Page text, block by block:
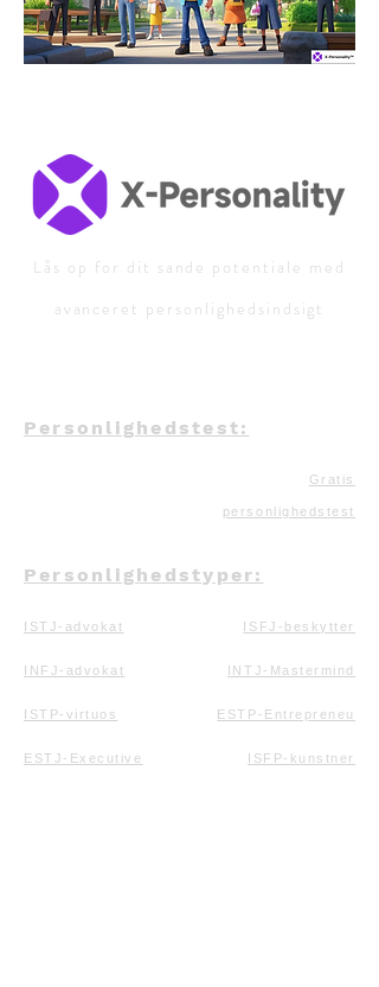
Lås op for dit sande potentiale med
avanceret personlighedsindsigt
Personlighedstest:
Gratis
personlighedstest
Personlighedstyper:
ISTJ-advokat
INFJ-advokat
ISTP-virtuos
ESTJ-Executive
ISFJ-beskytter
INTJ-Mastermind
ESTP-Entrepreneu
ISFP-kunstner